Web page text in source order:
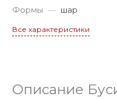
Формы — шар
Все характеристики
Описание